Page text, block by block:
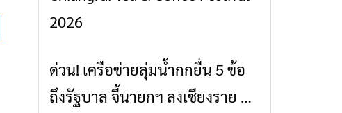
พร้อมชมคอนเสิร์ตจากศิลปินชื่อ
2026
ข่าวเชียงราย
ด่วน! เครือข่ายลุ่มน้ำกกยื่น 5 ข้อ
ถึงรัฐบาล จี้นายกฯ ลงเชียงราย แก้